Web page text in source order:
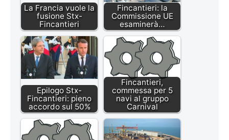
La Francia vuole la
fusione Stx-
Fincantieri
Fincantieri: la
Commissione UE
esaminerà…
Epilogo Stx-
Fincantieri: pieno
accordo sul 50%
Fincantieri,
commessa per 5
navi al gruppo
Carnival